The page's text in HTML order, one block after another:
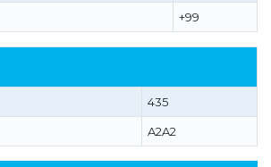
+99
435
A2A2